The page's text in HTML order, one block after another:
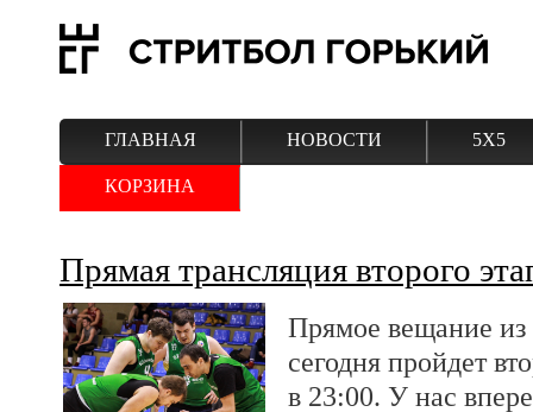
ГЛАВНАЯ НОВОСТИ 5Х5
КОРЗИНА
Прямая трансляция второго
Прямое вещание
сегодня пройдет
в 23:00. У нас